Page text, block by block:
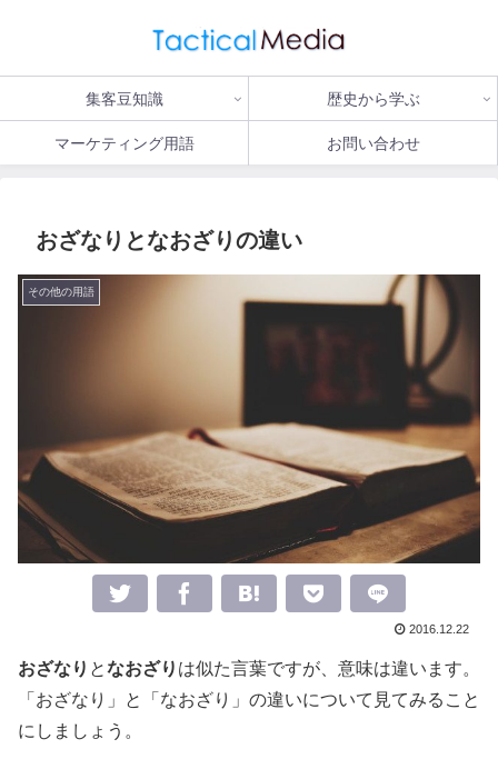
集客豆知識 歴史から学ぶ
マーケティング用語 お問い合わせ
おざなりとなおざりの違い
その他の用語
2016.12.22
おざなり となおざり は似た言葉ですが、意味は違います。
「おざなり」と「なおざり」の違いについて見てみること
にしましょう。